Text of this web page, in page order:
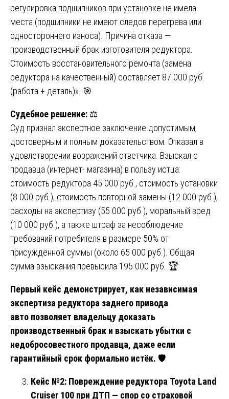
регулировка подшипников при установке не имела
места (подшипники не имеют следов перегрева или
одностороннего износа). Причина отказа —
производственный брак изготовителя редуктора.
Стоимость восстановительного ремонта (замена
редуктора на качественный) составляет 87 000 руб.
(работа + деталь)». 🎯
Судебное решение: ⚖️
Суд признал экспертное заключение допустимым,
достоверным и полным доказательством. Отказал в
удовлетворении возражений ответчика. Взыскал с
продавца (интернет- магазина) в пользу истца:
стоимость редуктора 45 000 руб., стоимость установки
(8 000 руб.), стоимость повторной замены (12 000 руб.),
расходы на экспертизу (55 000 руб.), моральный вред
(10 000 руб.), а также штраф за несоблюдение
требований потребителя в размере 50% от
присуждённой суммы (около 65 000 руб.). Общая
сумма взыскания превысила 195 000 руб. 🏆
Первый кейс демонстрирует, как независимая
экспертиза редуктора заднего привода
авто позволяет владельцу доказать
производственный брак и взыскать убытки с
недобросовестного продавца, даже если
гарантийный срок формально истёк. 🛡️
Кейс №2: Повреждение редуктора Toyota Land
Cruiser 100 при ДТП — спор со страховой